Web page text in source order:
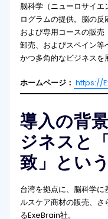
脳科学（ニューロサイ
ログラムの提供。脳の
および専用コースの販売
卸売、およびスペイン
かつ多角的なビジネスを
ホームページ： https://
導入の背
ジネスと
致」とい
台湾を拠点に、脳科学
ルスケア商材の販売、さ
るExeBrain社。